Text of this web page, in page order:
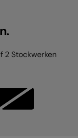
2 Stockwerken